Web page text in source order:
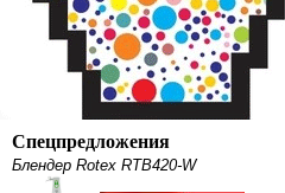
Спецпредложения
Блендер Rotex RTB420-W